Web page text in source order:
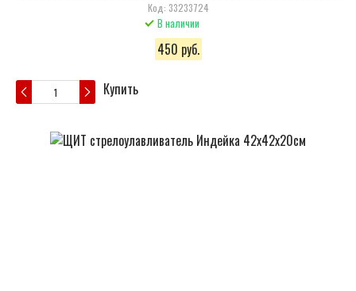
Код: 33233724
В наличии
450 руб.
Купить